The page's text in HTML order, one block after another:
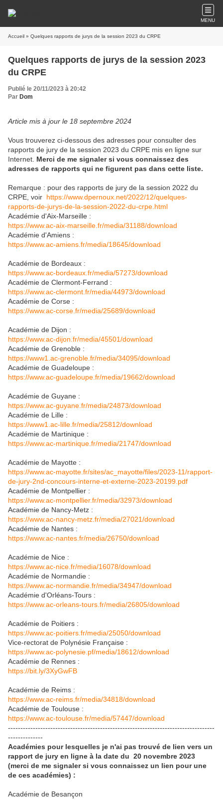
MENU
Accueil » Quelques rapports de jurys de la session 2023 du CRPE
Quelques rapports de jurys de la session 2023
du CRPE
Publié le 20/11/2023 à 20:42
Par Dom
Article mis à jour le 18 septembre 2024
Vous trouverez ci-dessous des adresses pour consulter des
rapports de jury de la session 2023 du CRPE mis en ligne sur
Internet. Merci de me signaler si vous connaissez des
adresses de rapports qui ne figurent pas dans cette liste.
Remarque : pour des rapports de jury de la session 2022 du
CRPE, voir https://www.dpernoux.net/2022/12/quelques-
rapports-de-jurys-de-la-session-2022-du-crpe.html
Académie d'Aix-Marseille :
https://www.ac-aix-marseille.fr/media/31188/download
Académie d'Amiens :
https://www.ac-amiens.fr/media/18645/download
Académie de Bordeaux :
https://www.ac-bordeaux.fr/media/57273/download
Académie de Clermont-Ferrand :
https://www.ac-clermont.fr/media/44973/download
Académie de Corse :
https://www.ac-corse.fr/media/25689/download
Académie de Dijon :
https://www.ac-dijon.fr/media/45501/download
Académie de Grenoble :
https://www1.ac-grenoble.fr/media/34095/download
Académie de Guadeloupe :
https://www.ac-guadeloupe.fr/media/19662/download
Académie de Guyane :
https://www.ac-guyane.fr/media/24873/download
Académie de Lille :
https://www1.ac-lille.fr/media/25812/download
Académie de Martinique :
https://www.ac-martinique.fr/media/21747/download
Académie de Mayotte :
https://www.ac-mayotte.fr/sites/ac_mayotte/files/2023-11/rapport-
de-jury-2nd-concours-interne-et-externe-2023-20199.pdf
Académie de Montpellier :
https://www.ac-montpellier.fr/media/32973/download
Académie de Nancy-Metz :
https://www.ac-nancy-metz.fr/media/27021/download
Académie de Nantes :
https://www.ac-nantes.fr/media/26750/download
Académie de Nice :
https://www.ac-nice.fr/media/16078/download
Académie de Normandie :
https://www.ac-normandie.fr/media/34947/download
Académie d'Orléans-Tours :
https://www.ac-orleans-tours.fr/media/26805/download
Académie de Poitiers :
https://www.ac-poitiers.fr/media/25050/download
Vice-rectorat de Polynésie Française :
https://www.ac-polynesie.pf/media/18612/download
Académie de Rennes :
https://bit.ly/3XyGwFB
Académie de Reims :
https://www.ac-reims.fr/media/34818/download
Académie de Toulouse :
https://www.ac-toulouse.fr/media/57447/download
-----------------------------------------------------------------------------------
--------------
Académies pour lesquelles je n'ai pas trouvé de lien vers un
rapport de jury en ligne à la date du 20 novembre 2023
(merci de me signaler si vous connaissez un lien pour une
de ces académies) :
Académie de Besançon